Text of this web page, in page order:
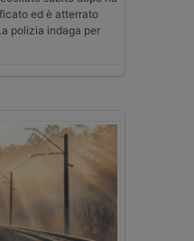
ed è atterrato
polizia indaga per